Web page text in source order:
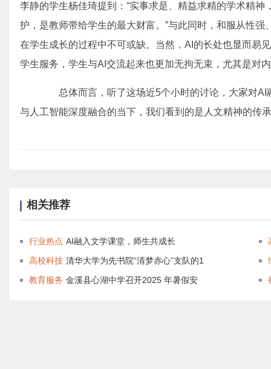
李静的学生杨佳琦提到：“实事求是、精益求精的学术精
护，是教师带给学生的最大财富。”与此同时，和服从性
在学生成长的过程中不可或缺。当然，AI的长处也显而易
学生服务，学生与AI交流起来也更加无拘无束，尤其是对
总体而言，听了这场近5个小时的讨论，大家对AI
与人工智能深度融合的当下，我们看到的是人文精神的传
相关推荐
行业热点 AI融入文学课堂，师生共成长
高校科技 清华大学为先书院“清梦赤心”支队的1
教育服务 金溪县心湖中学召开2025 年暑假安